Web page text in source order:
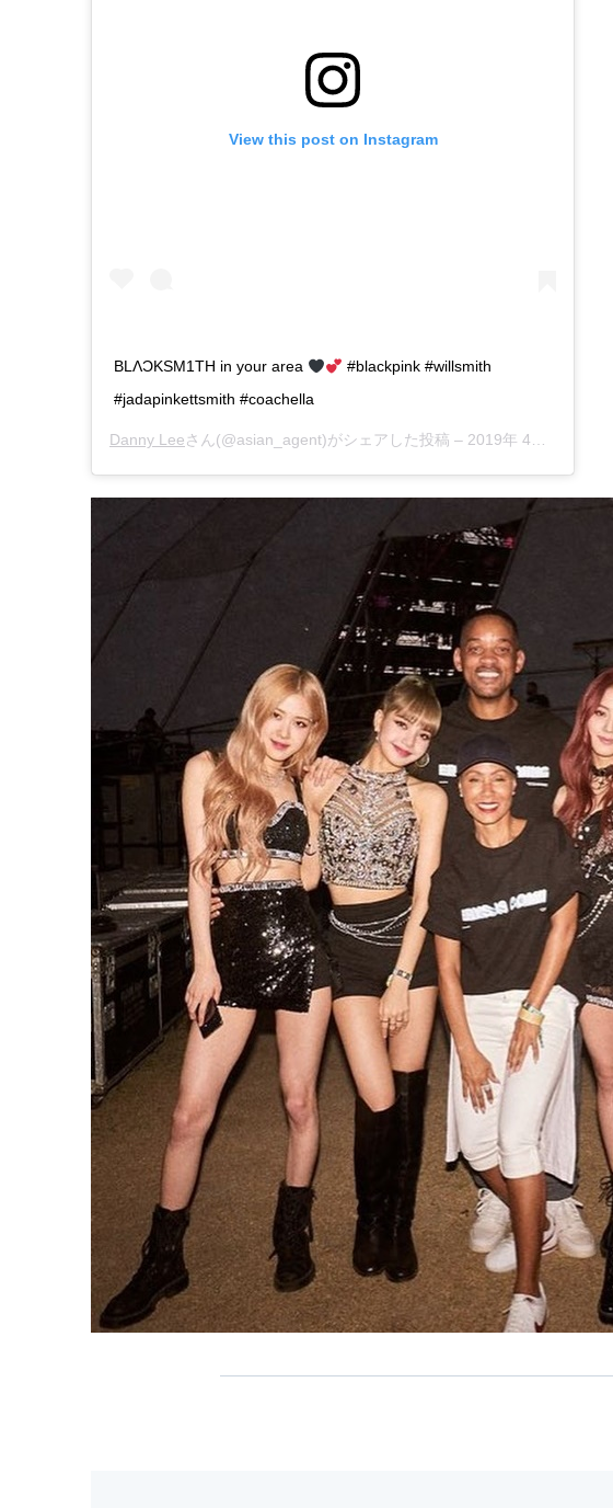
View this post on Instagram
BLΛƆKSM1TH in your area
#blackpink #willsmith
#jadapinkettsmith #coachella
Danny Leeさん(@asian_agent)がシェアした投稿 – 2019年 4月月20日午後4時22分PDT